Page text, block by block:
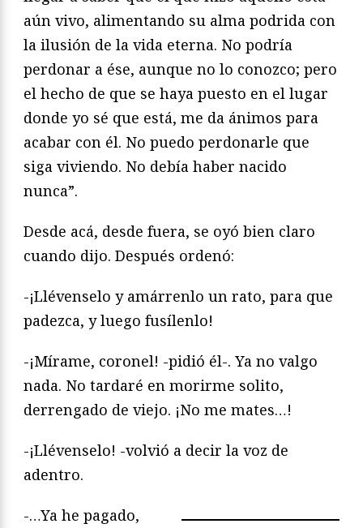
aún vivo, alimentando su alma podrida con
la ilusión de la vida eterna. No podría
perdonar a ése, aunque no lo conozco; pero
el hecho de que se haya puesto en el lugar
donde yo sé que está, me da ánimos para
acabar con él. No puedo perdonarle que
siga viviendo. No debía haber nacido
nunca”.
Desde acá, desde fuera, se oyó bien claro
cuando dijo. Después ordenó:
-¡Llévenselo y amárrenlo un rato, para que
padezca, y luego fusílenlo!
-¡Mírame, coronel! -pidió él-. Ya no valgo
nada. No tardaré en morirme solito,
derrengado de viejo. ¡No me mates…!
-¡Llévenselo! -volvió a decir la voz de
adentro.
-…Ya he pagado,